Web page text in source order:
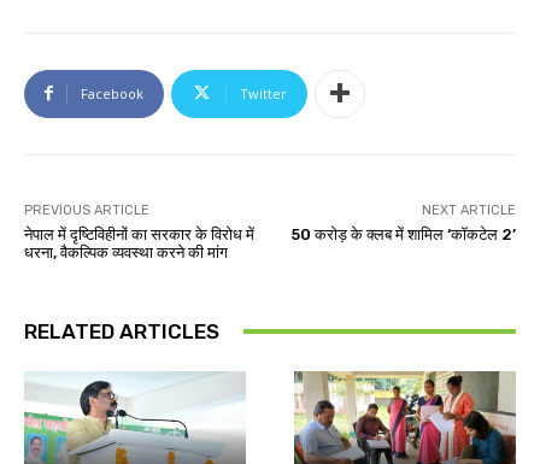
Facebook Twitter
PREVIOUS ARTICLE
नेपाल में दृष्टिविहीनों का सरकार के विरोध में
धरना, वैकल्पिक व्यवस्था करने की मांग
NEXT ARTICLE
50 करोड़ के क्लब में शामिल ‘कॉकटेल 2’
RELATED ARTICLES